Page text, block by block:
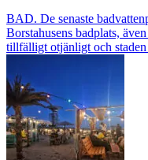
BAD. De senaste
Borstahusens badplats,
tillfälligt otjänligt och staden